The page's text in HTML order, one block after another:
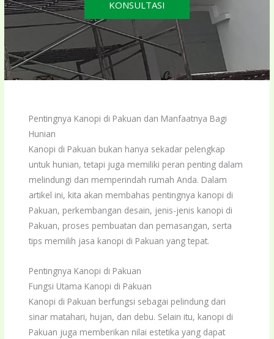
KONSULTASI
Pentingnya Kanopi di Pakuan dan Manfaatnya Bagi
Hunian
Kanopi di Pakuan bukan hanya sekadar pelengkap
untuk hunian, tetapi juga memiliki peran penting dalam
melindungi dan memperindah rumah Anda. Dalam
artikel ini, kita akan membahas pentingnya kanopi di
Pakuan, perkembangan desain, jenis-jenis kanopi di
Pakuan, proses pembuatan dan pemasangan, serta
tips memilih jasa kanopi di Pakuan yang tepat.
Pentingnya Kanopi di Pakuan
Fungsi Utama Kanopi di Pakuan
Kanopi di Pakuan berfungsi sebagai pelindung dari
sinar matahari, hujan, dan debu. Selain itu, kanopi di
Pakuan juga memberikan nilai estetika yang dapat